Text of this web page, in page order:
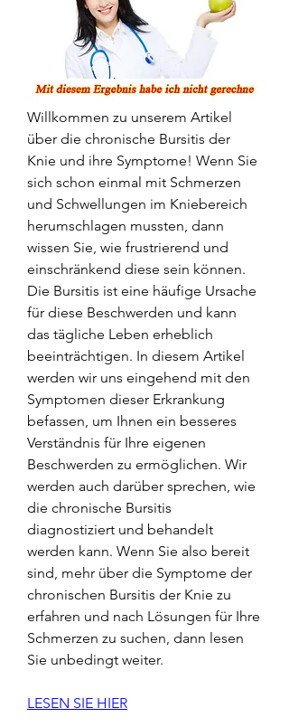
Willkommen zu unserem Artikel
über die chronische Bursitis der
Knie und ihre Symptome! Wenn Sie
sich schon einmal mit Schmerzen
und Schwellungen im Kniebereich
herumschlagen mussten, dann
wissen Sie, wie frustrierend und
einschränkend diese sein können.
Die Bursitis ist eine häufige Ursache
für diese Beschwerden und kann
das tägliche Leben erheblich
beeinträchtigen. In diesem Artikel
werden wir uns eingehend mit den
Symptomen dieser Erkrankung
befassen, um Ihnen ein besseres
Verständnis für Ihre eigenen
Beschwerden zu ermöglichen. Wir
werden auch darüber sprechen, wie
die chronische Bursitis
diagnostiziert und behandelt
werden kann. Wenn Sie also bereit
sind, mehr über die Symptome der
chronischen Bursitis der Knie zu
erfahren und nach Lösungen für Ihre
Schmerzen zu suchen, dann lesen
Sie unbedingt weiter.
LESEN SIE HIER